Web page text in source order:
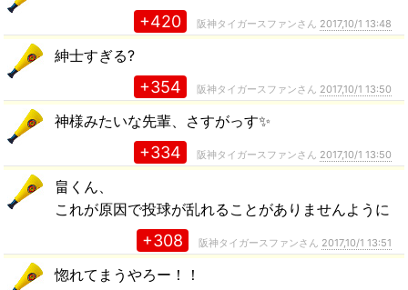
+420 阪神タイガースファンさん 2017,10/1 13:48
紳士すぎる?
+354 阪神タイガースファンさん 2017,10/1 13:50
神様みたいな先輩、さすがっす✨
+334 阪神タイガースファンさん 2017,10/1 13:50
畠くん、
これが原因で投球が乱れることがありませんように
+308 阪神タイガースファンさん 2017,10/1 13:51
惚れてまうやろー！！